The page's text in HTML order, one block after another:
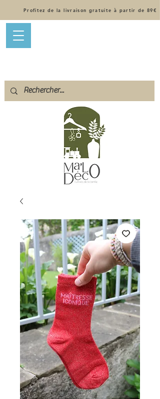
Profitez de la livraison gratuite à partir de 89€